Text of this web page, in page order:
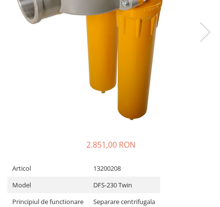
2.851,00 RON
Articol
13200208
Model
DFS-230 Twin
Principiul de functionare
Separare centrifugala